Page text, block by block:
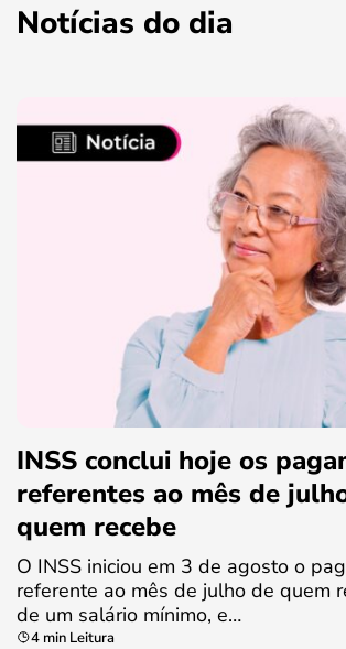
Notícias do dia
INSS conclui hoje os
referentes ao mês de
quem recebe
O INSS iniciou em 3 de agosto o
referente ao mês de julho de quem
de um salário mínimo, e…
4 min Leitura